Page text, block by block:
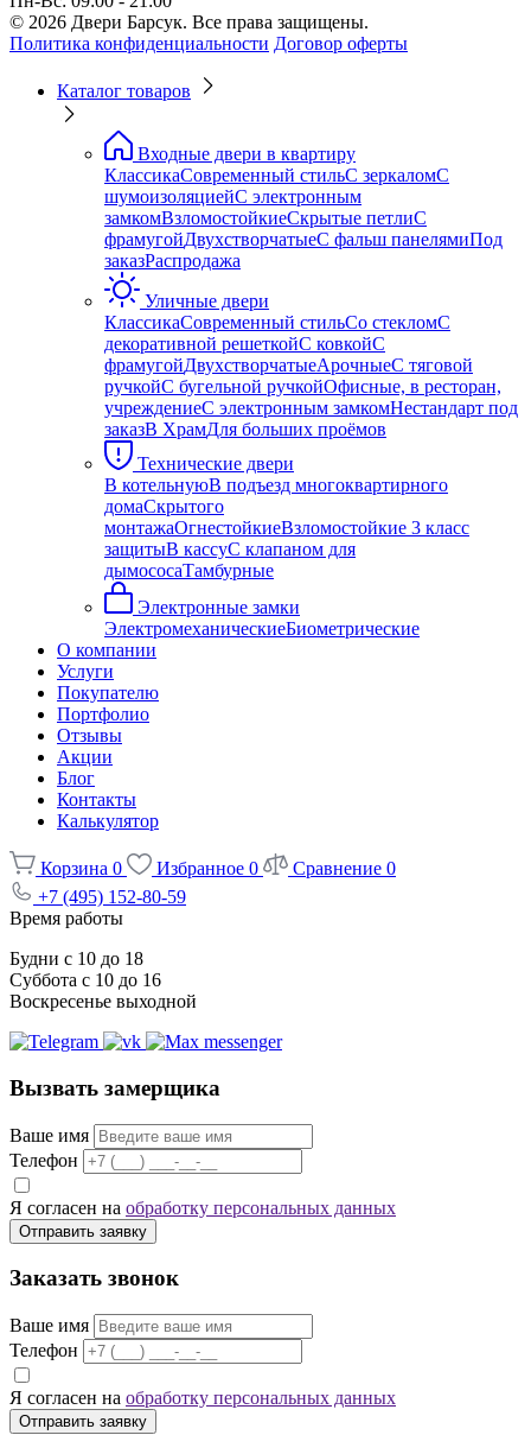
© 2026 Двери Барсук. Все права защищены.
Политика конфиденциальности Договор оферты
Каталог товаров
Входные двери в квартиру
КлассикаСовременный стильС зеркаломС
шумоизоляциейС электронным
замкомВзломостойкиеСкрытые петлиС
фрамугойДвухстворчатыеС фальш панелямиПод
заказРаспродажа
Уличные двери
КлассикаСовременный стильСо стекломС
декоративной решеткойС ковкойС
фрамугойДвухстворчатыеАрочныеС тяговой
ручкойС бугельной ручкойОфисные, в ресторан,
учреждениеС электронным замкомНестандарт под
заказВ ХрамДля больших проёмов
Технические двери
В котельнуюВ подъезд многоквартирного
домаСкрытого
монтажаОгнестойкиеВзломостойкие 3 класс
защитыВ кассуС клапаном для
дымососаТамбурные
Электронные замки
ЭлектромеханическиеБиометрические
О компании
Услуги
Покупателю
Портфолио
Отзывы
Акции
Блог
Контакты
Калькулятор
Корзина 0 Избранное 0 Сравнение 0
+7 (495) 152-80-59
Время работы
Будни с 10 до 18
Суббота с 10 до 16
Воскресенье выходной
Вызвать замерщика
Ваше имя
Телефон
Я согласен на обработку персональных данных
Отправить заявку
Заказать звонок
Ваше имя
Телефон
Я согласен на обработку персональных данных
Отправить заявку